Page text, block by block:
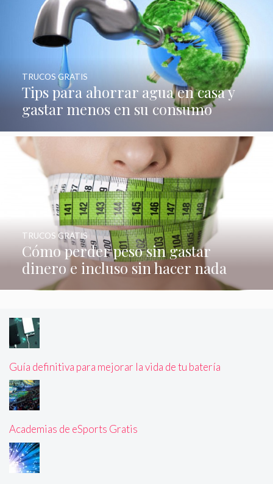
Tips para ahorrar agua en casa y
gastar menos en su consumo
TRUCOS GRATIS
Cómo perder peso sin gastar
dinero e incluso sin hacer nada
TRUCOS GRATIS
Guía definitiva para mejorar la vida de tu batería
Academias de eSports Gratis